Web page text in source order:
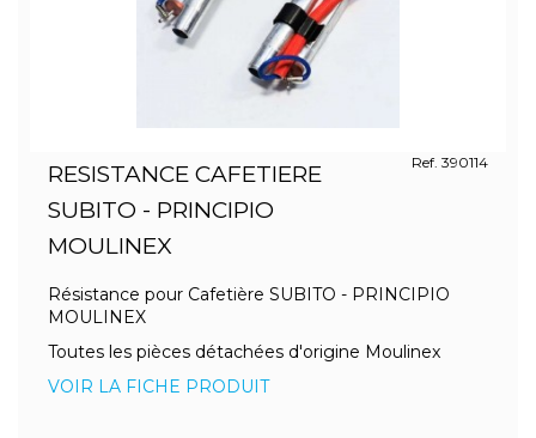
RESISTANCE CAFETIERE
SUBITO - PRINCIPIO
MOULINEX
Ref. 390114
Résistance pour Cafetière SUBITO - PRINCIPIO
MOULINEX
Toutes les pièces détachées d'origine Moulinex
VOIR LA FICHE PRODUIT